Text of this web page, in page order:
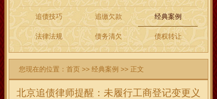
追债技巧 追缴欠款 经典案例
法律法规 债务清欠 债权转让
您现在的位置：首页 >>经典案例 >> 正文
北京追债律师提醒：未履行工商登记变更义